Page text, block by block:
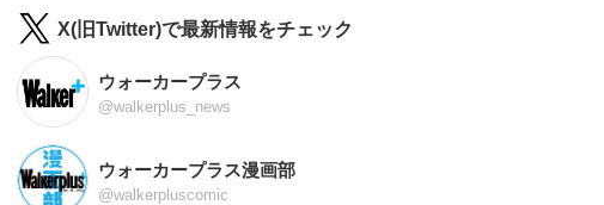
X(旧Twitter)で最新情報をチェック
ウォーカープラス
@walkerplus_news
ウォーカープラス漫画部
@walkerpluscomic